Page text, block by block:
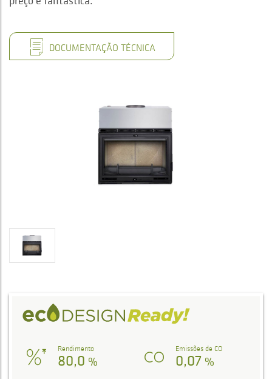
DOCUMENTAÇÃO TÉCNICA
Rendimento
80,0 %
Emissões de CO
0,07 %